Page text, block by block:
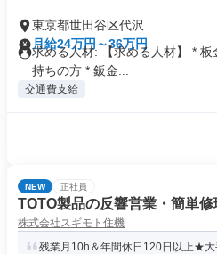
東京都世田谷区代沢
月給24万円～36万円
求める人材: 【求める人材】 *
持ちの方 * 鈑金...
交通費支給
NEW 正社員
TOTO製品の反響営業・簡単修
株式会社スギモト住機
残業月10h＆年間休日120日以上★大